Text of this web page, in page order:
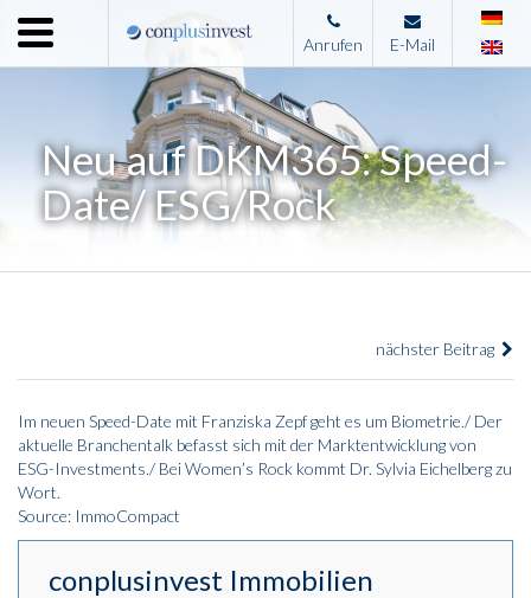
Menu
Home
Leistungen
Immobilienangebote
Anrufen E-Mail
Neu auf DKM365: Speed-
Date/ ESG/Rock
nächster Beitrag
Im neuen Speed-Date mit Franziska Zepf geht es um Biometrie./ Der
aktuelle Branchentalk befasst sich mit der Marktentwicklung von
ESG-Investments./ Bei Women’s Rock kommt Dr. Sylvia Eichelberg zu
Wort.
Source: ImmoCompact
conplusinvest Immobilien